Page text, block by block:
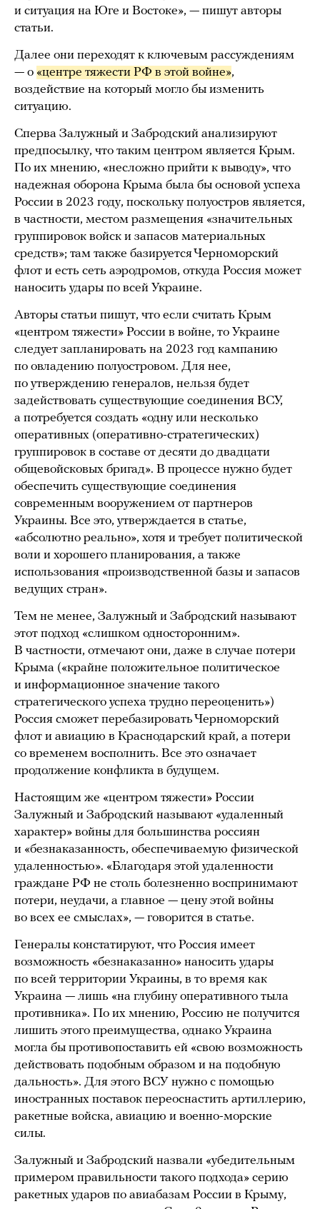
и ситуация на Юге и Востоке», — пишут авторы
статьи.
Далее они переходят к ключевым рассуждениям
— о «центре тяжести РФ в этой войне»,
воздействие на который могло бы изменить
ситуацию.
Сперва Залужный и Забродский анализируют
предпосылку, что таким центром является Крым.
По их мнению, «несложно прийти к выводу», что
надежная оборона Крыма была бы основой успеха
России в 2023 году, поскольку полуостров является,
в частности, местом размещения «значительных
группировок войск и запасов материальных
средств»; там также базируется Черноморский
флот и есть сеть аэродромов, откуда Россия может
наносить удары по всей Украине.
Авторы статьи пишут, что если считать Крым
«центром тяжести» России в войне, то Украине
следует запланировать на 2023 год кампанию
по овладению полуостровом. Для нее,
по утверждению генералов, нельзя будет
задействовать существующие соединения ВСУ,
а потребуется создать «одну или несколько
оперативных (оперативно-стратегических)
группировок в составе от десяти до двадцати
общевойсковых бригад». В процессе нужно будет
обеспечить существующие соединения
современным вооружением от партнеров
Украины. Все это, утверждается в статье,
«абсолютно реально», хотя и требует политической
воли и хорошего планирования, а также
использования «производственной базы и запасов
ведущих стран».
Тем не менее, Залужный и Забродский называют
этот подход «слишком односторонним».
В частности, отмечают они, даже в случае потери
Крыма («крайне положительное политическое
и информационное значение такого
стратегического успеха трудно переоценить»)
Россия сможет перебазировать Черноморский
флот и авиацию в Краснодарский край, а потери
со временем восполнить. Все это означает
продолжение конфликта в будущем.
Настоящим же «центром тяжести» России
Залужный и Забродский называют «удаленный
характер» войны для большинства россиян
и «безнаказанность, обеспечиваемую физической
удаленностью». «Благодаря этой удаленности
граждане РФ не столь болезненно воспринимают
потери, неудачи, а главное — цену этой войны
во всех ее смыслах», — говорится в статье.
Генералы констатируют, что Россия имеет
возможность «безнаказанно» наносить удары
по всей территории Украины, в то время как
Украина — лишь «на глубину оперативного тыла
противника». По их мнению, Россию не получится
лишить этого преимущества, однако Украина
могла бы противопоставить ей «свою возможность
действовать подобным образом и на подобную
дальность». Для этого ВСУ нужно с помощью
иностранных поставок переоснастить артиллерию,
ракетные войска, авиацию и военно-морские
силы.
Залужный и Забродский назвали «убедительным
примером правильности такого подхода» серию
ракетных ударов по авиабазам России в Крыму,